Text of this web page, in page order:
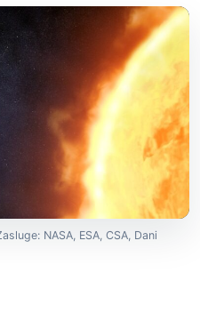
NASA, ESA, CSA, Dani